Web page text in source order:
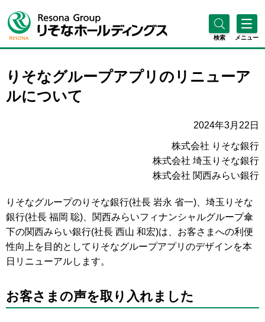
検索 メニュー
りそなグループアプリのリニューア
ルについて
2024年3月22日
株式会社 りそな銀行
株式会社 埼玉りそな銀行
株式会社 関西みらい銀行
りそなグループのりそな銀行(社長 岩永 省一)、埼玉りそな
銀行(社長 福岡 聡)、関西みらいフィナンシャルグループ傘
下の関西みらい銀行(社長 西山 和宏)は、お客さまへの利便
性向上を目的としてりそなグループアプリのデザインを本
日リニューアルします。
お客さまの声を取り入れました